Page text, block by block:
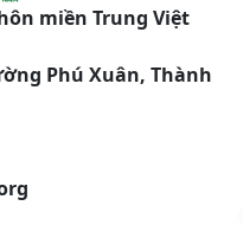
miền Trung Việt
Phú Xuân, Thành